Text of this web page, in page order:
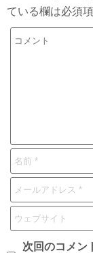
ている欄は必須
次回のコメン